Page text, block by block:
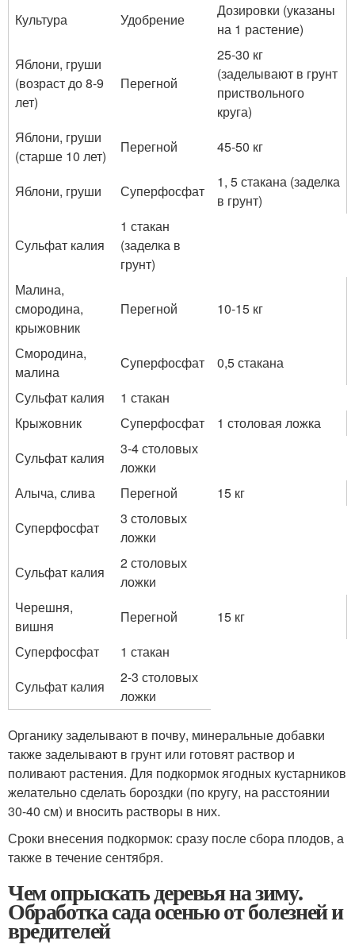
Культура Удобрение
Дозировки (указаны
на 1 растение)
Яблони, груши
(возраст до 8-9
лет)
Перегной
25-30 кг
(заделывают в грунт
приствольного
круга)
Яблони, груши
(старше 10 лет)
Перегной 45-50 кг
Яблони, груши Суперфосфат
1, 5 стакана (заделка
в грунт)
Сульфат калия
1 стакан
(заделка в
грунт)
Малина,
смородина,
крыжовник
Перегной 10-15 кг
Смородина,
малина
Суперфосфат
0,5 стакана
Сульфат калия
1 стакан
Крыжовник
Суперфосфат
1 столовая ложка
Сульфат калия
3-4 столовых
ложки
Алыча, слива
Перегной
15 кг
Суперфосфат
3 столовых
ложки
Сульфат калия
2 столовых
ложки
Черешня,
вишня
Перегной
15 кг
Суперфосфат
1 стакан
Сульфат калия
2-3 столовых
ложки
Органику заделывают в почву, минеральные добавки
также заделывают в грунт или готовят раствор и
поливают растения. Для подкормок ягодных кустарников
желательно сделать бороздки (по кругу, на расстоянии
30-40 см) и вносить растворы в них.
Сроки внесения подкормок: сразу после сбора плодов, а
также в течение сентября.
Чем опрыскать деревья на зиму.
Обработка сада осенью от болезней и
вредителей